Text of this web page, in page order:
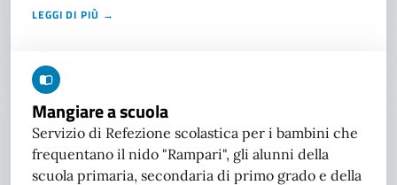
LEGGI DI PIÙ →
Mangiare a scuola
Servizio di Refezione scolastica per i bambini che
frequentano il nido "Rampari", gli alunni della
scuola primaria, secondaria di primo grado e della